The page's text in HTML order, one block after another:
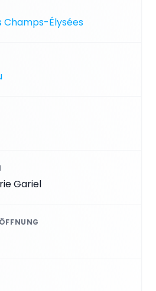
Champs-Élysées
Gariel